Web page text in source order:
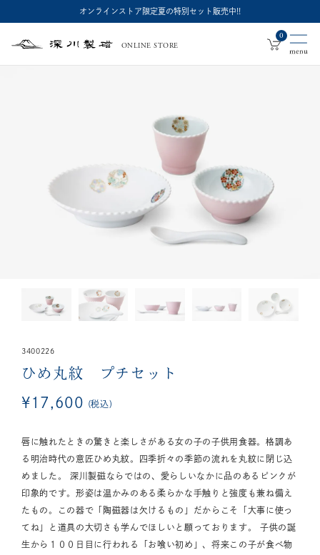
オンラインストア限定夏の特別セット販売中!!
深
ONLINE STORE
0
3400226
ひめ丸紋 プチセット
¥ 17,600 税込
唇に触れたときの驚きと楽しさがある女の子の子供用食器。格調あ
る明治時代の意匠ひめ丸紋。四季折々の季節の流れを丸紋に閉じ込
めました。 深川製磁ならではの、愛らしいなかに品のあるピンクが
印象的です。形姿は温かみのある柔らかな手触りと強度も兼ね備え
たもの。この器で「陶磁器は欠けるもの」だからこそ「大事に使っ
てね」と道具の大切さも学んでほしいと願っております。 子供の誕
生から１００日目に行われる「お喰い初め」、将来この子が食べ物